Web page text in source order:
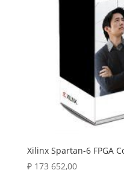
Xilinx Spartan-6 FPGA
₽173 652,00